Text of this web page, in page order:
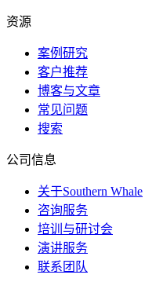
资源
案例研究
客户推荐
博客与文章
常见问题
搜索
公司信息
关于Southern Whale
咨询服务
培训与研讨会
演讲服务
联系团队